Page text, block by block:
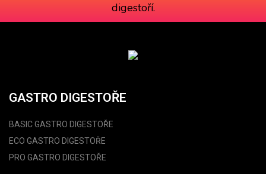
digestoří.
GASTRO DIGESTOŘE
BASIC GASTRO DIGESTOŘE
ECO GASTRO DIGESTOŘE
PRO GASTRO DIGESTOŘE